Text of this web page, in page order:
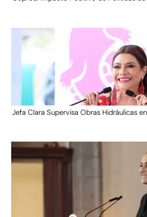
Jefa Clara Supervisa Obras Hidráulicas